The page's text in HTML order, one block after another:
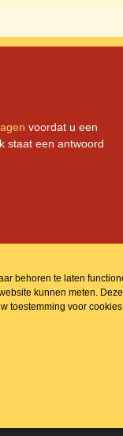
behoren te laten
kunnen meten.
toestemming voor cookies
voordat u een
staat een antwoord